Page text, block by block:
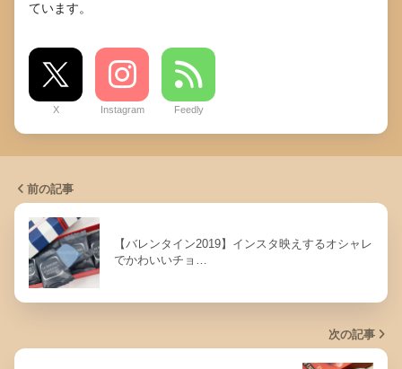
ています。
X Instagram Feedly
前の記事
【バレンタイン2019】インスタ映えするオシャレ
でかわいいチョ…
次の記事